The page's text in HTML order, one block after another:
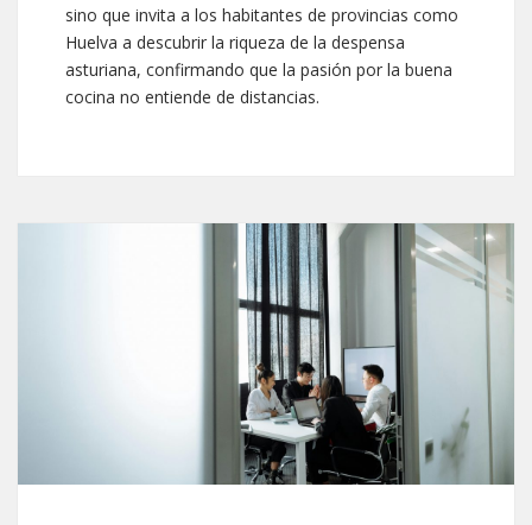
sino que invita a los habitantes de provincias como
Huelva a descubrir la riqueza de la despensa
asturiana, confirmando que la pasión por la buena
cocina no entiende de distancias.